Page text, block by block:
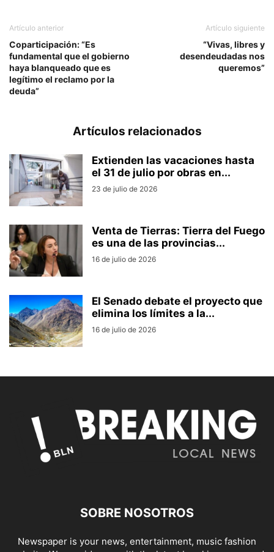
Artículo anterior
Coparticipación: “Es
fundamental que el gobierno
haya blanqueado que es
legítimo el reclamo por la
deuda”
Artículo siguiente
“Vivas, libres y
desendeudadas nos
queremos”
Artículos relacionados
Extienden las vacaciones hasta
el 31 de julio por obras en...
23 de julio de 2026
Venta de Tierras: Tierra del Fuego
es una de las provincias...
16 de julio de 2026
El Senado debate el proyecto que
elimina los límites a la...
16 de julio de 2026
SOBRE NOSOTROS
Newspaper is your news, entertainment, music fashion